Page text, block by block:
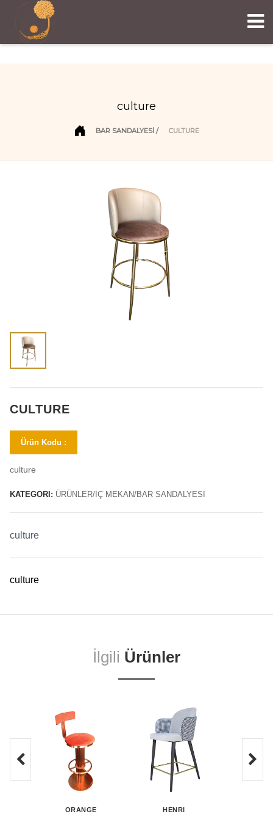
culture
BAR SANDALYESİ CULTURE
CULTURE
Ürün Kodu :
culture
KATEGORI: ÜRÜNLER/İÇ MEKAN/BAR SANDALYESİ
culture
culture
İlgili Ürünler
ORANGE HENRI